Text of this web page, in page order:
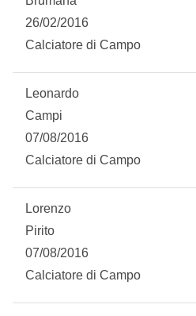
26/02/2016
Calciatore di Campo
Leonardo
Campi
07/08/2016
Calciatore di Campo
Lorenzo
Pirito
07/08/2016
Calciatore di Campo